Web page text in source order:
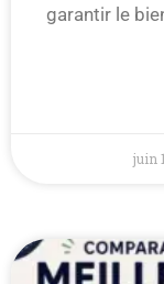
garantir le
juin